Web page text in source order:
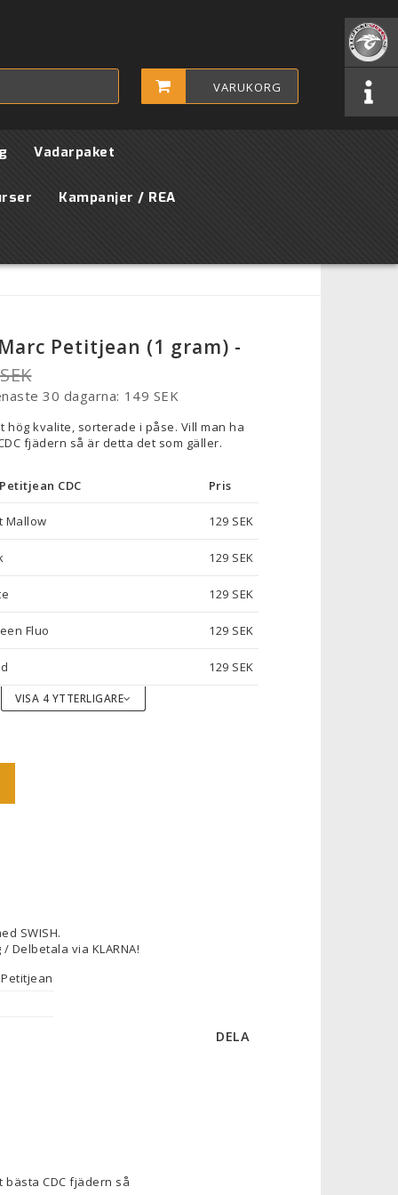
VARUKORG
Vadarpaket
Kampanjer / REA
Petitjean (1 gram) -
30 dagarna 149 SEK
hög kvalite, sorterade i påse. Vill man ha
fjädern så är detta det som gäller.
CDC Pris
Mallow 129 SEK
129 SEK
129 SEK
Fluo 129 SEK
129 SEK
VISA 4 YTTERLIGARE
SWISH.
Delbetala via KLARNA!
DELA
CDC fjädern så